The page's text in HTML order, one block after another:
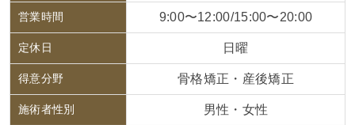
営業時間 9:00〜12:00/15:00〜20:00
定休日 日曜
得意分野 骨格矯正・産後矯正
施術者性別 男性・女性